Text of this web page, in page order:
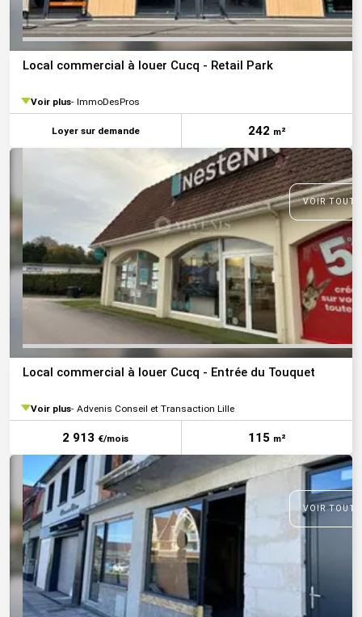
Local commercial à louer Cucq - Retail Park
Voir plus ImmoDesPros
Loyer sur demande 242 m²
VOIR
Local commercial à louer Cucq - Entrée du Touquet
Voir plus Advenis Conseil et Transaction Lille
2 913 €/mois 115 m²
VOIR